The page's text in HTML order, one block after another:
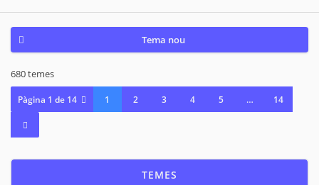
Tema nou
680 temes
Pàgina 1 de 14 1 2 3 4 5 … 14
TEMES